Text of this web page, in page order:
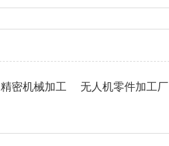
精密机械加工 无人机零件加工厂